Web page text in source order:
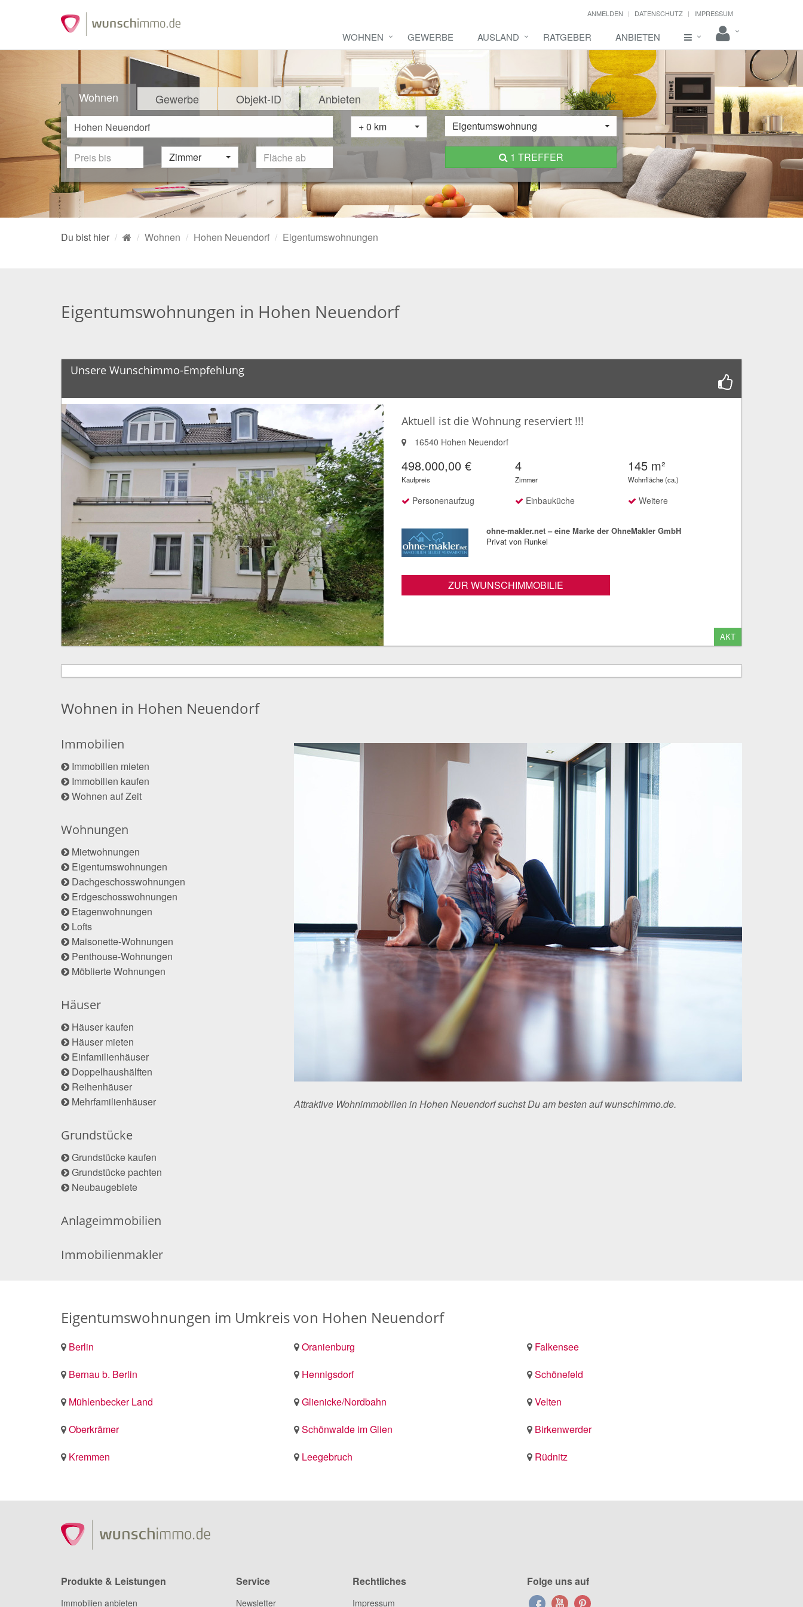
ANMELDEN DATENSCHUTZ IMPRESSUM
WOHNEN GEWERBE AUSLAND RATGEBER ANBIETEN
Wohnen Gewerbe Objekt-ID Anbieten
+ 0 km Eigentumswohnung
Zimmer 1 TREFFER
Du bist hier Wohnen Hohen Neuendorf Eigentumswohnungen
Eigentumswohnungen in Hohen Neuendorf
Unsere Wunschimmo-Empfehlung
Aktuell ist die Wohnung reserviert !!!
16540 Hohen Neuendorf
498.000,00 €
Kaufpreis
4
Zimmer
145 m²
Wohnfläche (ca.)
Personenaufzug Einbauküche Weitere
ohne-makler.net – eine Marke der OhneMakler GmbH
Privat von Runkel
ZUR WUNSCHIMMOBILIE
AKT
Wohnen in Hohen Neuendorf
Immobilien
Immobilien mieten
Immobilien kaufen
Wohnen auf Zeit
Wohnungen
Mietwohnungen
Eigentumswohnungen
Dachgeschosswohnungen
Erdgeschosswohnungen
Etagenwohnungen
Lofts
Maisonette-Wohnungen
Penthouse-Wohnungen
Möblierte Wohnungen
Häuser
Häuser kaufen
Häuser mieten
Einfamilienhäuser
Doppelhaushälften
Reihenhäuser
Mehrfamilienhäuser
Grundstücke
Grundstücke kaufen
Grundstücke pachten
Neubaugebiete
Anlageimmobilien
Immobilienmakler
Attraktive Wohnimmobilien in Hohen Neuendorf suchst Du am besten auf wunschimmo.de.
Eigentumswohnungen im Umkreis von Hohen Neuendorf
Berlin Oranienburg
Falkensee
Bernau b. Berlin
Hennigsdorf
Schönefeld
Mühlenbecker Land
Glienicke/Nordbahn
Velten
Oberkrämer
Schönwalde im Glien
Birkenwerder
Kremmen
Leegebruch Rüdnitz
Produkte & Leistungen
Immobilien anbieten
Service
Newsletter
Rechtliches
Impressum
Folge uns auf